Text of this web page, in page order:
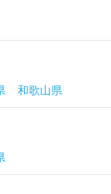
和歌山県